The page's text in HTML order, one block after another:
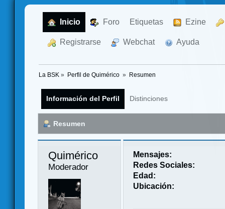
Inicio Foro Etiquetas Ezine
Registrarse Webchat Ayuda
La BSK » Perfil de Quimérico » Resumen
Información del Perfil Distinciones
Resumen
Quimérico
Moderador
Mensajes:
Redes Sociales:
Edad:
Ubicación: